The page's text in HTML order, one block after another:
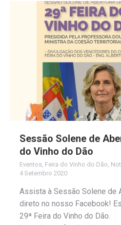
Sessão Solene de
do Vinho do Dão
Eventos Feira do Vinho do Dão
4 Setembro 2020
Assista à Sessão Solene de
direto no nosso Facebook!
29ª Feira do Vinho do Dão.